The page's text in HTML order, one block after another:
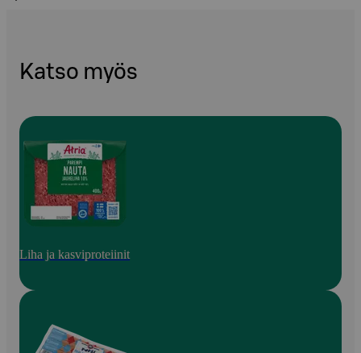
Katso myös
Liha ja kasviproteiinit